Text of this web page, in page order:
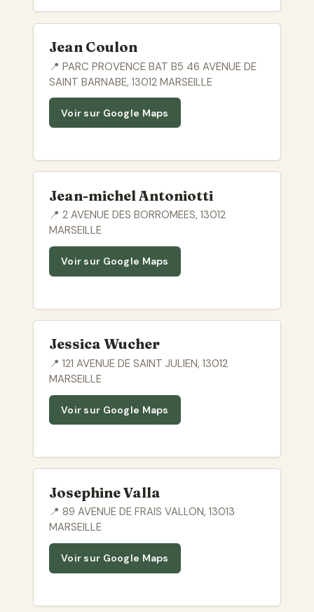
Jean Coulon
📍 PARC PROVENCE BAT B5 46 AVENUE DE
SAINT BARNABE, 13012 MARSEILLE
Voir sur Google Maps
Jean-michel Antoniotti
📍 2 AVENUE DES BORROMEES, 13012
MARSEILLE
Voir sur Google Maps
Jessica Wucher
📍 121 AVENUE DE SAINT JULIEN, 13012
MARSEILLE
Voir sur Google Maps
Josephine Valla
📍 89 AVENUE DE FRAIS VALLON, 13013
MARSEILLE
Voir sur Google Maps